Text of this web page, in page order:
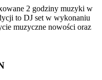
2 godziny muzyki w
to DJ set w wykonaniu
muzyczne nowości oraz